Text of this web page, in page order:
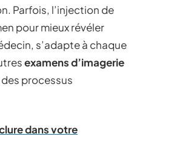
Parfois, l’injection de
pour mieux révéler
s’adapte à chaque
examens d’imagerie
processus
dans votre